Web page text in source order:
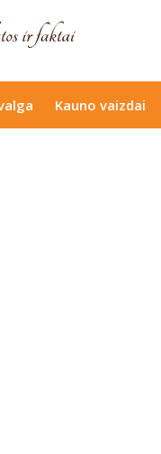
Kauno vaizdai